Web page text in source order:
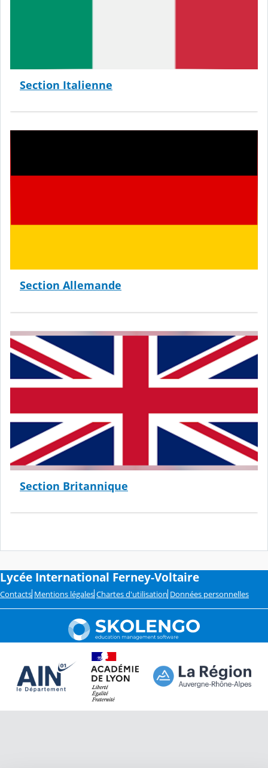
Section Italienne
Section Allemande
Section Britannique
Lycée International Ferney-Voltaire
Contacts Mentions légales Chartes d'utilisation Données personnelles